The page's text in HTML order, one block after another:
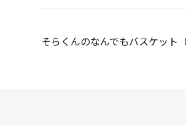
投
そらくんのなんでもバスケット